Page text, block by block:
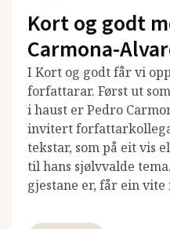
Kort og godt
Carmona-
I Kort og godt får vi
forfattarar. Først ut
i haust er Pedro
invitert
tekstar, som på eit vis
til hans sjølvvalde
gjestane er, får ein vite